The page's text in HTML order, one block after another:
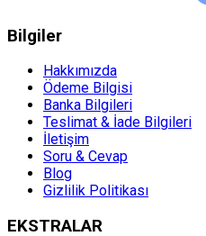
Bilgiler
Hakkımızda
Ödeme Bilgisi
Banka Bilgileri
Teslimat & İade Bilgileri
İletişim
Soru & Cevap
Blog
Gizlilik Politikası
EKSTRALAR